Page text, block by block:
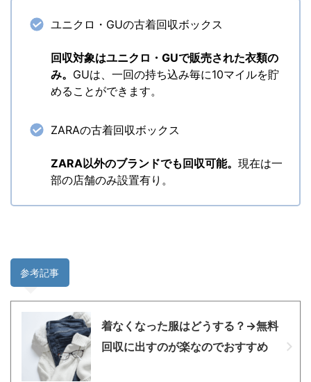
ユニクロ・GUの古着回収ボックス
回収対象はユニクロ・GUで販売された衣類の
み。 GUは、一回の持ち込み毎に10マイルを貯
めることができます。
ZARAの古着回収ボックス
ZARA以外のブランドでも回収可能。 現在は一
部の店舗のみ設置有り。
参考記事
着なくなった服はどうする？→無料
回収に出すのが楽なのでおすすめ